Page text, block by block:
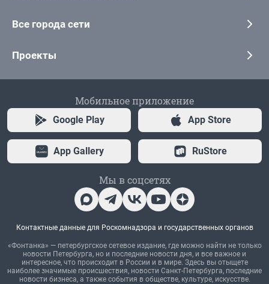
Все города сети
Проекты
Мобильное приложение
Google Play App Store
App Gallery RuStore
Мы в соцсетях
Контактные данные для Роскомнадзора и государственных органов
«Фонтанка» — петербургское сетевое издание, где можно найти не только
новости Петербурга, но и последние новости дня, и все важное и
интересное, что происходит в России и в мире. Здесь вы отыщете
наиболее значимые происшествия, новости Санкт-Петербурга, последние
новости бизнеса, а также события в обществе, культуре, искусстве.